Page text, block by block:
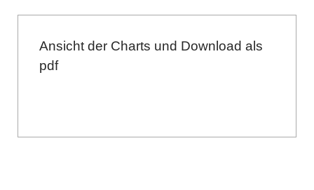
Ansicht der Charts und Download als
pdf